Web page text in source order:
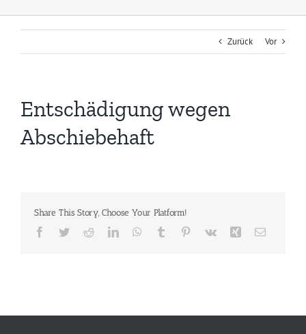
Zurück Vor
Entschädigung wegen
Abschiebehaft
Share This Story, Choose Your Platform!
Facebook
TwitterRedditLinkedInWhatsApp
Tumblr Pinterest
Vk Xing E-